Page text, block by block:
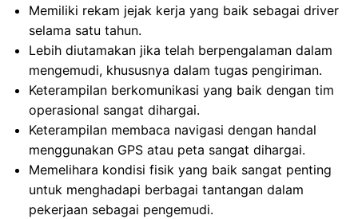
Memiliki rekam jejak kerja yang baik sebagai driver
selama satu tahun.
Lebih diutamakan jika telah berpengalaman dalam
mengemudi, khususnya dalam tugas pengiriman.
Keterampilan berkomunikasi yang baik dengan tim
operasional sangat dihargai.
Keterampilan membaca navigasi dengan handal
menggunakan GPS atau peta sangat dihargai.
Memelihara kondisi fisik yang baik sangat penting
untuk menghadapi berbagai tantangan dalam
pekerjaan sebagai pengemudi.